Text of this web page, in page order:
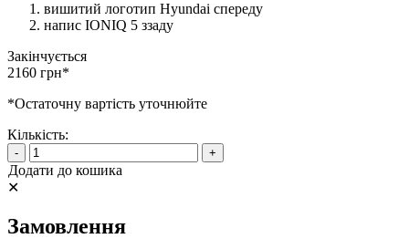
вишитий логотип Hyundai спереду
напис IONIQ 5 ззаду
Закінчується
2160 грн*
*Остаточну вартість уточнюйте
Кількість:
- +
Додати до кошика
✕
Замовлення